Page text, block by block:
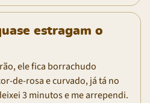
estragam o
ele fica borrachudo
de-rosa e curvado, já tá no
3 minutos e me arrependi.